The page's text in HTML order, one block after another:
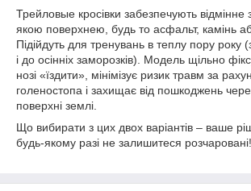
Трейловые кросівки забезпечують відмінне
якою поверхнею, будь то асфальт, камінь
Підійдуть для тренувань в теплу пору року
і до осінніх заморозків). Модель щільно
нозі «їздити», мінімізує ризик травм за
голеностопа і захищає від пошкоджень
поверхні землі.
Що вибирати з цих двох варіантів – ваше
будь-якому разі не залишитеся розчаровані!